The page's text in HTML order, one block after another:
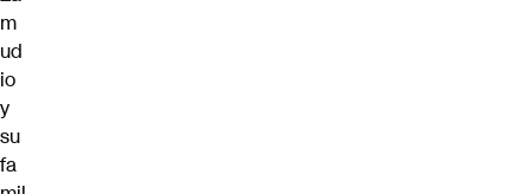
m
ud
io
y
su
fa